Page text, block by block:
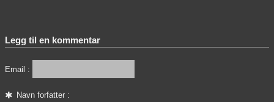
Legg til en kommentar
Email :
Navn forfatter :